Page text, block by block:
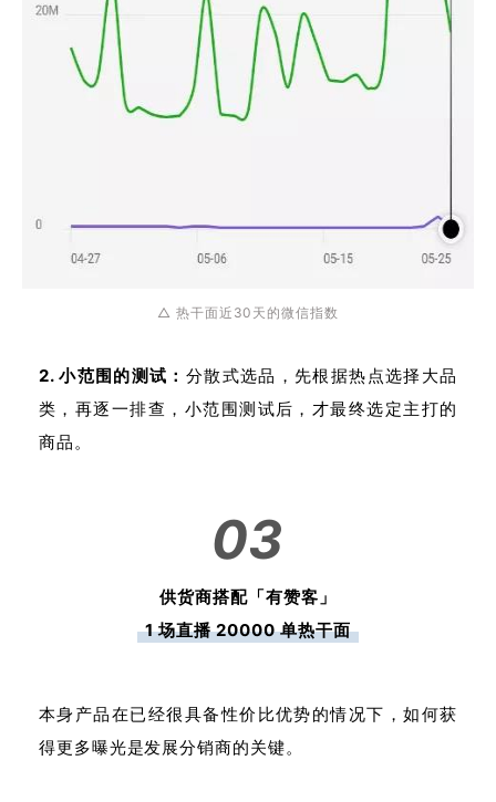
△ 热干面近30天的微信指数
2. 小范围的测试： 分散式选品，先根据热点选择大品
类，再逐一排查，小范围测试后，才最终选定主打的
商品。
03
供货商搭配「有赞客」
1 场直播 20000 单热干面
本身产品在已经很具备性价比优势的情况下，如何获
得更多曝光是发展分销商的关键。